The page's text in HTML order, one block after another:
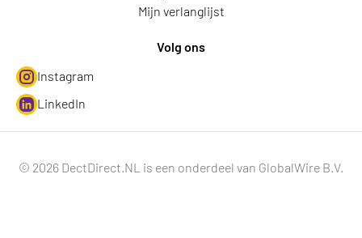
Mijn verlanglijst
Volg ons
Instagram
LinkedIn
© 2026 DectDirect.NL is een onderdeel van GlobalWire B.V.